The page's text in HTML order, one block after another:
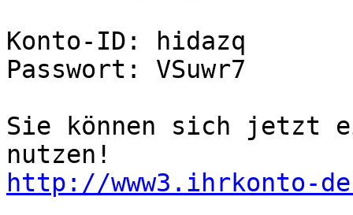
Konto-ID: hidazq
Passwort: VSuwr7
Sie können sich jetzt
http://www3.ihrkonto-